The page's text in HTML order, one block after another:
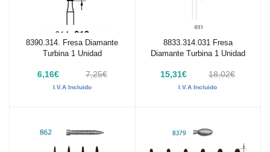
Añadir al carrito
8390.314. Fresa Diamante
Turbina 1 Unidad
6,16€ 7,25€
I.V.A Incluido
Añadir al carrito
8833.314.031 Fresa
Diamante Turbina 1 Unidad
15,31€ 18,02€
I.V.A Incluido